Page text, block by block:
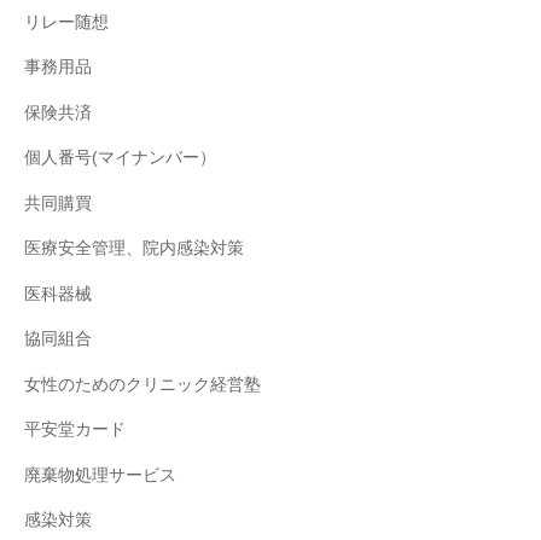
リレー随想
事務用品
保険共済
個人番号(マイナンバー）
共同購買
医療安全管理、院内感染対策
医科器械
協同組合
女性のためのクリニック経営塾
平安堂カード
廃棄物処理サービス
感染対策